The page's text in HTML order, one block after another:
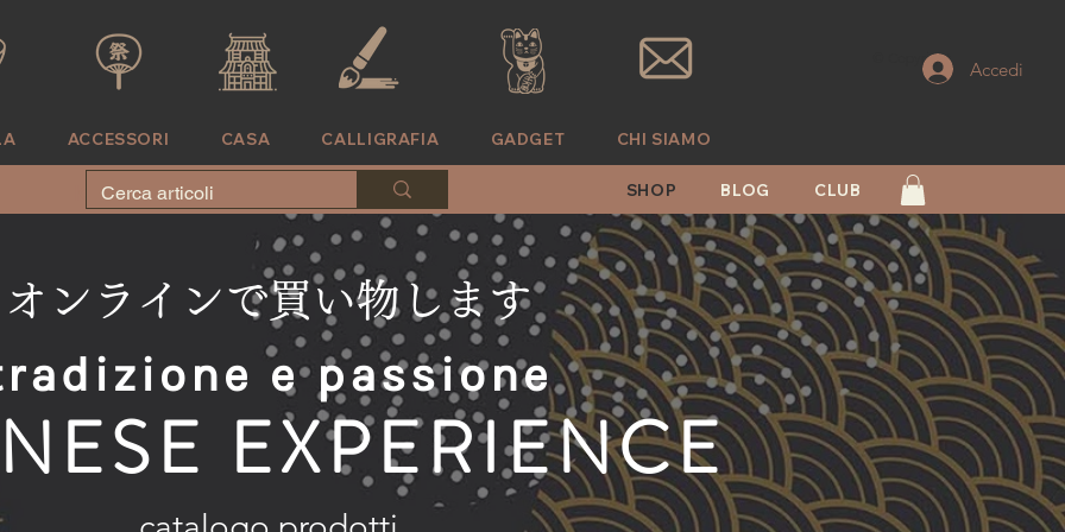
© Copyright
ACCESSORI CASA CALLIGRAFIA GADGET CHI SIAMO
Accedi
KIMONO
TAVOLAACCESSORI
CASA GADGET
DOVE SIAMO SHOP BLOG CLUB
オンラインで買い物します
e passione
EXPERIENCE